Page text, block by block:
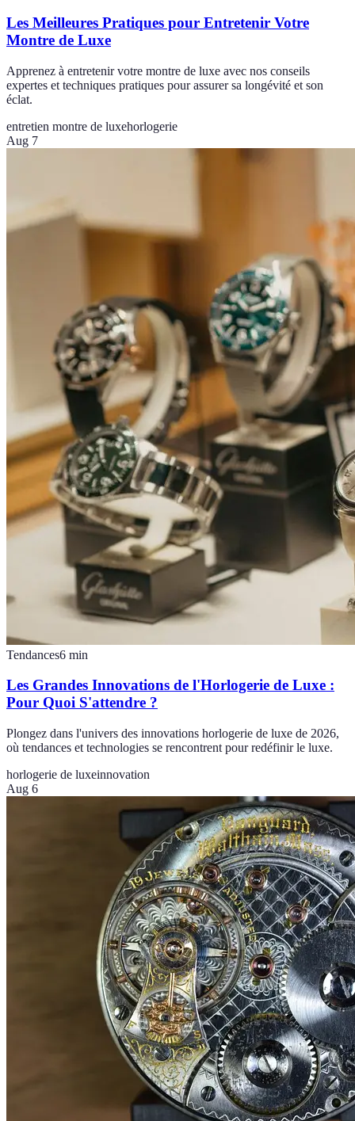
Les Meilleures Pratiques pour Entretenir Votre
Montre de Luxe
Apprenez à entretenir votre montre de luxe avec nos conseils
expertes et techniques pratiques pour assurer sa longévité et son
éclat.
entretien montre de luxehorlogerie
Aug 7
Tendances6 min
Les Grandes Innovations de l'Horlogerie de Luxe :
Pour Quoi S'attendre ?
Plongez dans l'univers des innovations horlogerie de luxe de 2026,
où tendances et technologies se rencontrent pour redéfinir le luxe.
horlogerie de luxeinnovation
Aug 6